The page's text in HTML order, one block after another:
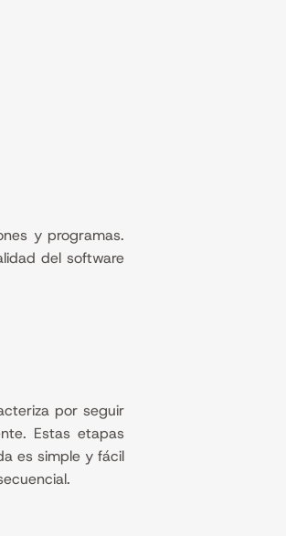
y programas.
del software
por seguir
Estas etapas
es simple y fácil